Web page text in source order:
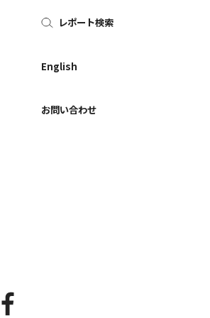
レポート検索
English
お問い合わせ